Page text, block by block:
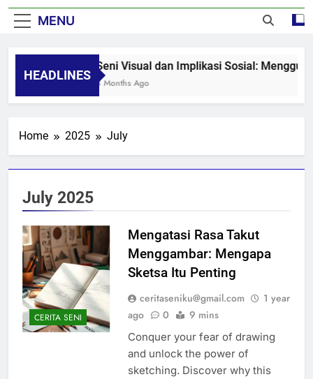
MENU
HEADLINES
Seni Visual dan Implikasi Sosial:
8 Months Ago
Home 2025 July
July 2025
CERITA SENI
Mengatasi Rasa Takut
Menggambar: Mengapa
Sketsa Itu Penting
ceritaseniku@gmail.com
1 year
ago
0 9 mins
Conquer your fear of drawing
and unlock the power of
sketching. Discover why this